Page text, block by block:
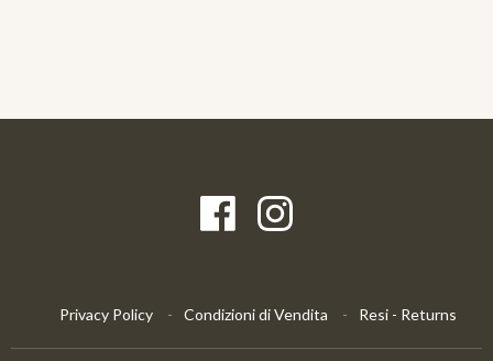
Privacy Policy Condizioni di Vendita Resi - Returns